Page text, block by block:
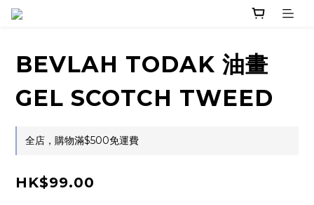
BEVLAH TODAK 油畫
GEL SCOTCH TWEED
全店，購物滿$500免運費
HK$99.00